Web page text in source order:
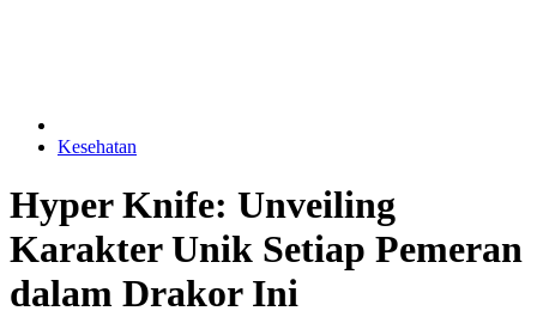
Kesehatan
Hyper Knife: Unveiling
Karakter Unik Setiap Pemeran
dalam Drakor Ini